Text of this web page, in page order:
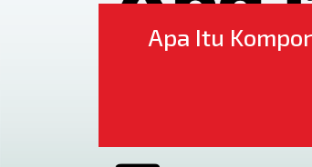
Apa Itu